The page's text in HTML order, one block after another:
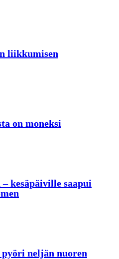
liikkumisen
on moneksi
kesäpäiville saapui
neljän nuoren